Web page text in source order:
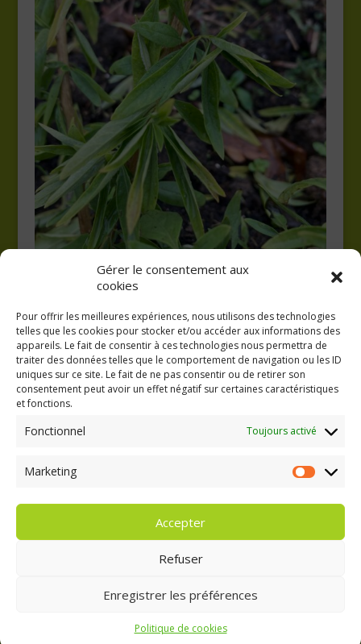
Gérer le consentement aux
cookies
Pour offrir les meilleures expériences, nous utilisons des technologies
telles que les cookies pour stocker et/ou accéder aux informations des
appareils. Le fait de consentir à ces technologies nous permettra de
traiter des données telles que le comportement de navigation ou les ID
uniques sur ce site. Le fait de ne pas consentir ou de retirer son
consentement peut avoir un effet négatif sur certaines caractéristiques
et fonctions.
Fonctionnel Toujours activé
Marketing Marketing
Accepter
Refuser
Enregistrer les préférences
Politique de cookies
GAEC A la volée
Kergreach - Loperhet
06 65 62 84 25